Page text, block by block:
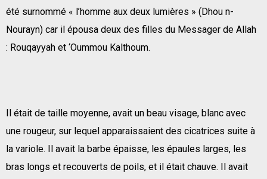
été surnommé « l’homme aux deux lumières » (Dhou n-
Nourayn) car il épousa deux des filles du Messager de Allah
: Rouqayyah et ‘Oummou Kalthoum.
Il était de taille moyenne, avait un beau visage, blanc avec
une rougeur, sur lequel apparaissaient des cicatrices suite à
la variole. Il avait la barbe épaisse, les épaules larges, les
bras longs et recouverts de poils, et il était chauve. Il avait